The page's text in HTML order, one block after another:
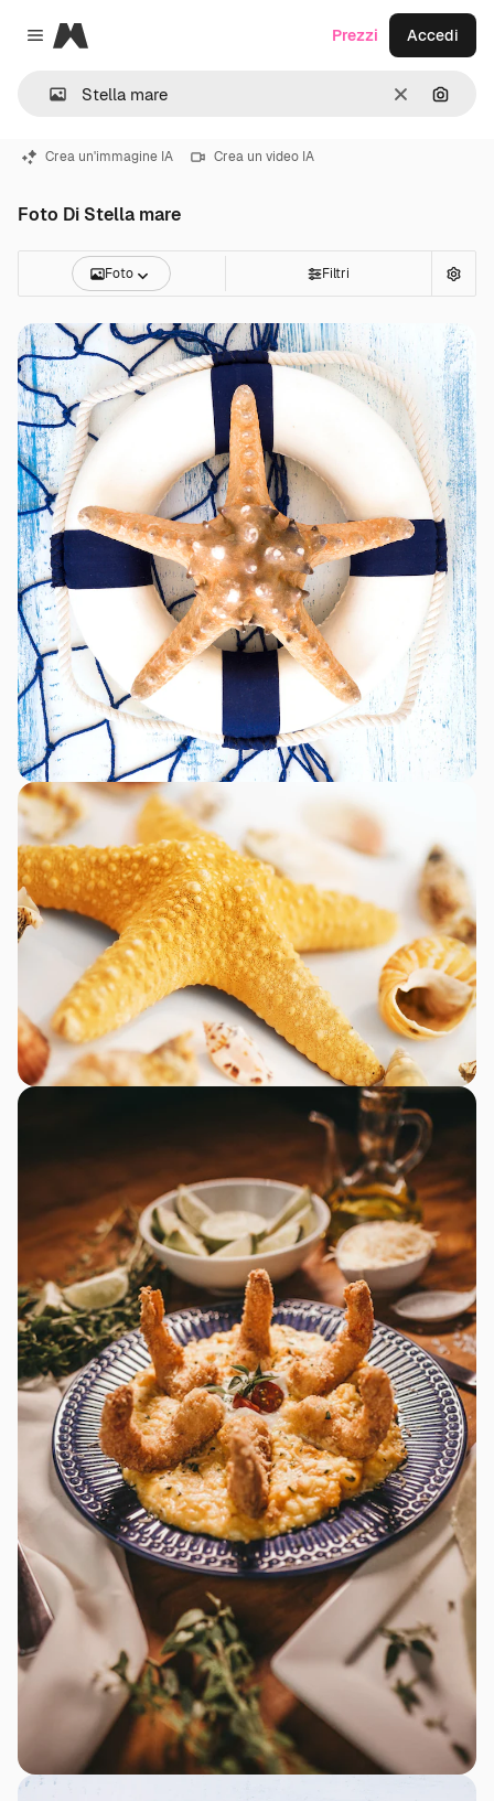
Close menu
Magnific
CancellaCerca
Prezzi Accedi
Crea un'immagine IA Crea un video IA
Foto Di Stella mare
Foto Filtri